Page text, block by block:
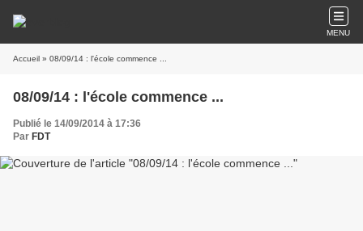
MENU
Accueil » 08/09/14 : l'école commence ...
08/09/14 : l'école commence ...
Publié le 14/09/2014 à 17:36
Par FDT